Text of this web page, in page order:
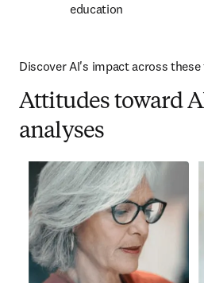
education
Discover AI's impact across these
Attitudes toward
analyses